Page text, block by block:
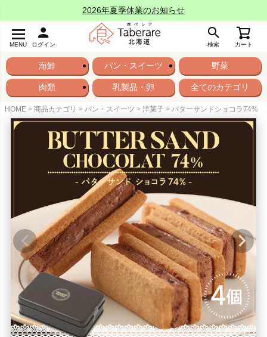
2026年夏季休業のお知らせ
MENU ログイン 検索 カート
海鮮 パン・スイーツ 野菜
肉類 乳製品・卵 全てのカテゴリ
HOME 商品カテゴリ パン・スイーツ 洋菓子 バターサンドショコラ74%